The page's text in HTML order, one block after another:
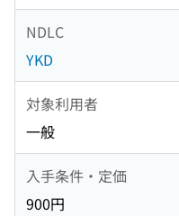
NDLC
YKD
対象利用者
一般
入手条件・定価
900円